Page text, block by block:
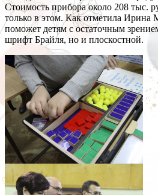
Стоимость прибора около 208 тыс.
только в этом. Как отметила Ирина
поможет детям с остаточным
шрифт Брайля, но и плоскостной.
pic0108_07